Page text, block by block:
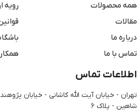
همه محصولات
مقالات
درباره ما
تماس با ما
رویه
اطلاعات تماس
تهران - خیابان آیت الله کاشانی - خیابان
شاهین - پلاک ۶